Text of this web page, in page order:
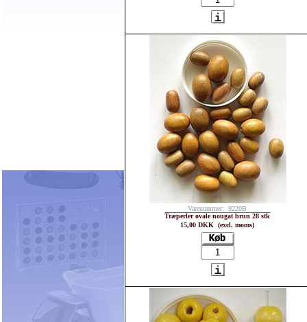
Varenummer: 9220B
Træperler ovale nougat brun 28 stk
15,00 DKK (excl. moms)